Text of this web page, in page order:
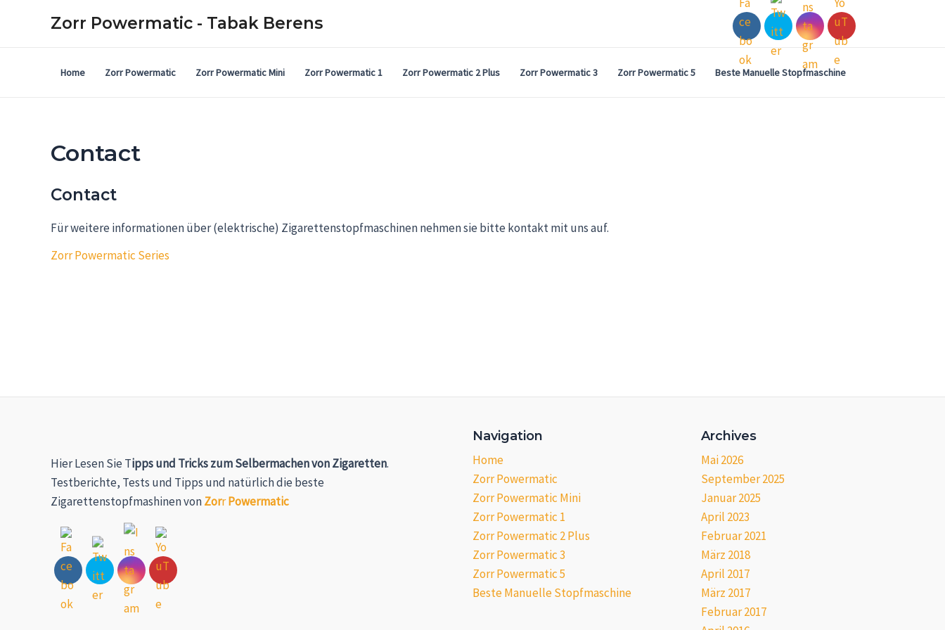
Zorr Powermatic - Tabak Berens
Home Zorr Powermatic Zorr Powermatic Mini Zorr Powermatic 1 Zorr Powermatic 2 Plus Zorr Powermatic 3 Zorr Powermatic 5 Beste Manuelle Stopfmaschine
Contact
Contact
Für weitere informationen über (elektrische) Zigarettenstopfmaschinen nehmen sie bitte kontakt mit uns auf.
Zorr Powermatic Series
Hier Lesen Sie Tipps und Tricks zum Selbermachen von Zigaretten.
Testberichte, Tests und Tipps und natürlich die beste
Zigarettenstopfmashinen vonZorrPowermatic
Navigation
Home
Zorr Powermatic
Zorr Powermatic Mini
Zorr Powermatic 1
Zorr Powermatic 2 Plus
Zorr Powermatic 3
Zorr Powermatic 5
Beste Manuelle Stopfmaschine
Archives
Mai 2026
September 2025
Januar 2025
April 2023
Februar 2021
März 2018
April 2017
März 2017
Februar 2017